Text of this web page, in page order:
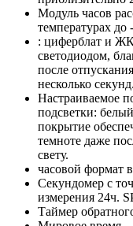
Модуль часов
температурах до
: циферблат и
светодиодом,
после
несколько секунд.
Настраиваемое
подсветки:
покрытие
темноте даже
свету.
часовой формат
Секундомер с
измерения 24ч.
Таймер